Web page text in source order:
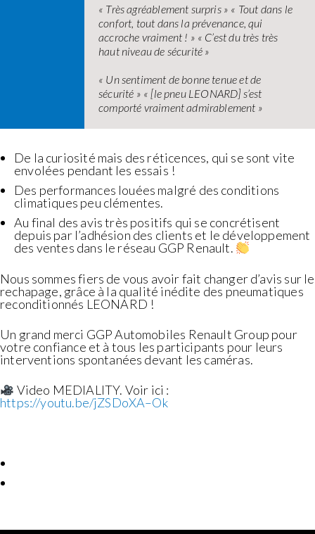
« Très agréablement surpris » « Tout dans le
confort, tout dans la prévenance, qui
accroche vraiment ! » « C’est du très très
haut niveau de sécurité »
« Un sentiment de bonne tenue et de
sécurité » « [le pneu LEONARD] s’est
comporté vraiment admirablement »
De la curiosité mais des réticences, qui se sont vite
envolées pendant les essais !
Des performances louées malgré des conditions
climatiques peu clémentes.
Au final des avis très positifs qui se concrétisent
depuis par l’adhésion des clients et le développement
des ventes dans le réseau GGP Renault.
Nous sommes fiers de vous avoir fait changer d’avis sur le
rechapage, grâce à la qualité inédite des pneumatiques
reconditionnés LEONARD !
Un grand merci GGP Automobiles Renault Group pour
votre confiance et à tous les participants pour leurs
interventions spontanées devant les caméras.
Video MEDIALITY. Voir ici :
https://youtu.be/jZSDoXA–Ok